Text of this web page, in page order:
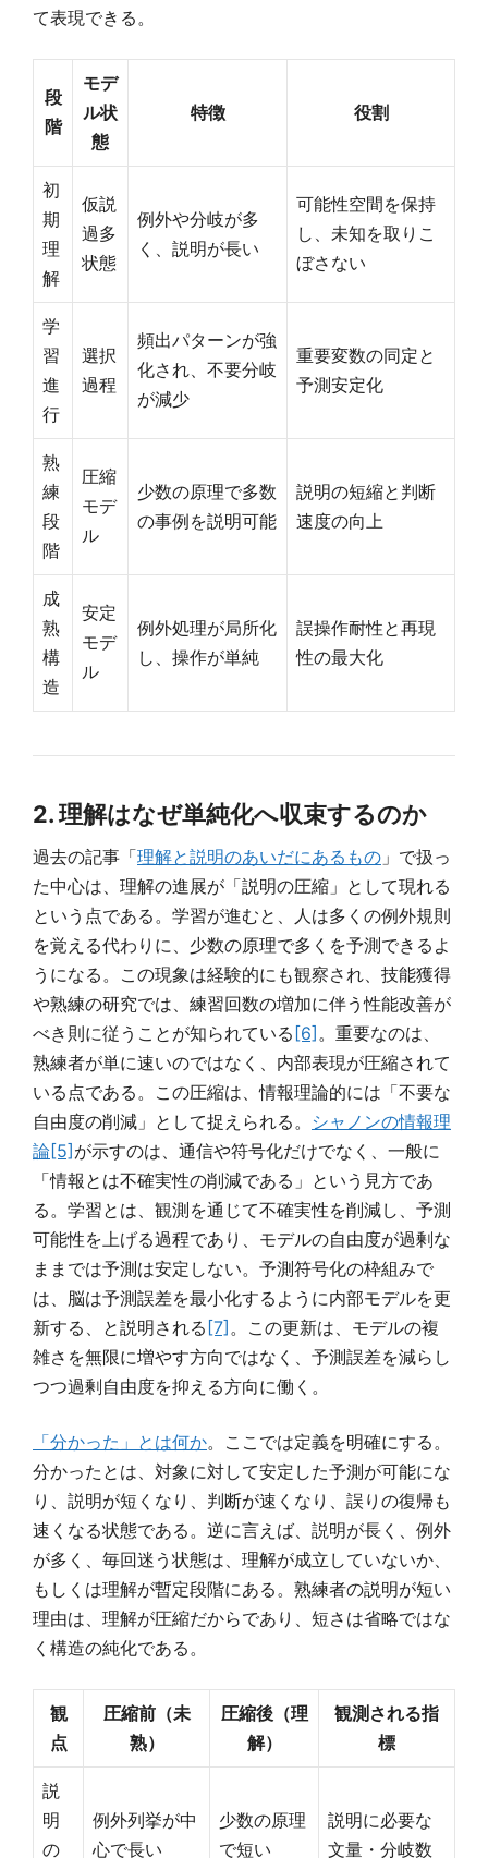
て表現できる。
段
階
モデ
ル状
態
特徴 役割
初
期
理
解
仮説
過多
状態
例外や分岐が多
く、説明が長い
可能性空間を保持
し、未知を取りこ
ぼさない
学
習
進
行
選択
過程
頻出パターンが強
化され、不要分岐
が減少
重要変数の同定と
予測安定化
熟
練
段
階
圧縮
モデ
ル
少数の原理で多数
の事例を説明可能
説明の短縮と判断
速度の向上
成
熟
構
造
安定
モデ
ル
例外処理が局所化
し、操作が単純
誤操作耐性と再現
性の最大化
2. 理解はなぜ単純化へ収束するのか
過去の記事「理解と説明のあいだにあるもの 」で扱っ
た中心は、理解の進展が「説明の圧縮」として現れる
という点である。学習が進むと、人は多くの例外規則
を覚える代わりに、少数の原理で多くを予測できるよ
うになる。この現象は経験的にも観察され、技能獲得
や熟練の研究では、練習回数の増加に伴う性能改善が
べき則に従うことが知られている[6] 。重要なのは、
熟練者が単に速いのではなく、内部表現が圧縮されて
いる点である。この圧縮は、情報理論的には「不要な
自由度の削減」として捉えられる。 シャノンの情報理
論[5]が示すのは、通信や符号化だけでなく、一般に
「情報とは不確実性の削減である」という見方であ
る。学習とは、観測を通じて不確実性を削減し、予測
可能性を上げる過程であり、モデルの自由度が過剰な
ままでは予測は安定しない。予測符号化の枠組みで
は、脳は予測誤差を最小化するように内部モデルを更
新する、と説明される[7] 。この更新は、モデルの複
雑さを無限に増やす方向ではなく、予測誤差を減らし
つつ過剰自由度を抑える方向に働く。
「分かった」とは何か。ここでは定義を明確にする。
分かったとは、対象に対して安定した予測が可能にな
り、説明が短くなり、判断が速くなり、誤りの復帰も
速くなる状態である。逆に言えば、説明が長く、例外
が多く、毎回迷う状態は、理解が成立していないか、
もしくは理解が暫定段階にある。熟練者の説明が短い
理由は、理解が圧縮だからであり、短さは省略ではな
く構造の純化である。
観
点
圧縮前（未
熟）
圧縮後（理
解）
観測される指
標
説
明
の
例外列挙が中
心で長い
少数の原理
で短い
説明に必要な
文量・分岐数